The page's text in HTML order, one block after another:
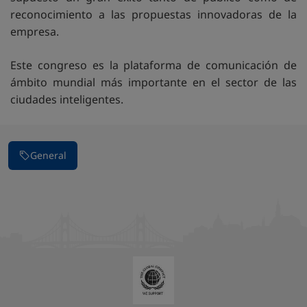
reconocimiento a las propuestas innovadoras de la
empresa.
Este congreso es la plataforma de comunicación de
ámbito mundial más importante en el sector de las
ciudades inteligentes.
General